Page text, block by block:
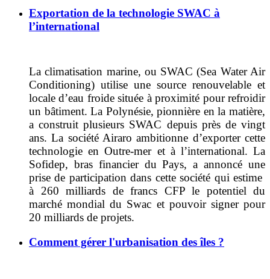
Exportation de la technologie SWAC à
l’international
La climatisation marine, ou SWAC (Sea Water Air
Conditioning) utilise une source renouvelable et
locale d’eau froide située à proximité pour refroidir
un bâtiment. La Polynésie, pionnière en la matière,
a construit plusieurs SWAC depuis près de vingt
ans. La société Airaro ambitionne d’exporter cette
technologie en Outre-mer et à l’international. La
Sofidep, bras financier du Pays, a annoncé une
prise de participation dans cette société qui estime
à 260 milliards de francs CFP le potentiel du
marché mondial du Swac et pouvoir signer pour
20 milliards de projets.
Comment gérer l'urbanisation des îles ?